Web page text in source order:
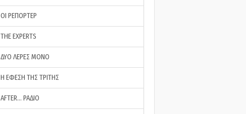
ΟΙ ΡΕΠΟΡΤΕΡ
THE EXPERTS
ΔΥΟ ΛΕΡΕΣ ΜΟΝΟ
Η ΕΦΕΣΗ ΤΗΣ ΤΡΙΤΗΣ
AFTER… ΡΑΔΙΟ